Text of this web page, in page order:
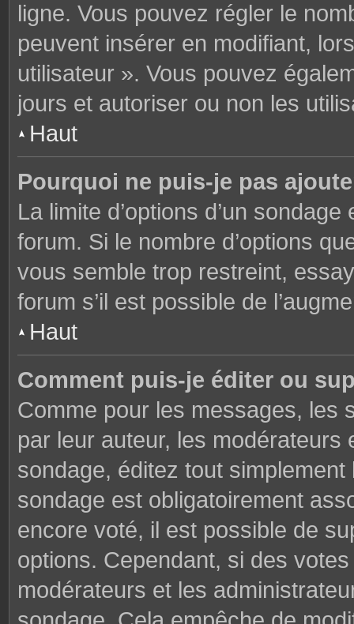
ligne. Vous pouvez régler le
peuvent insérer en modifiant,
utilisateur ». Vous pouvez
jours et autoriser ou non les
Haut
Pourquoi ne puis-je pas
La limite d’options d’un
forum. Si le nombre d’options
vous semble trop restreint,
forum s’il est possible de
Haut
Comment puis-je éditer ou
Comme pour les messages, les
par leur auteur, les
sondage, éditez tout
sondage est obligatoirement
encore voté, il est possible de
options. Cependant, si des
modérateurs et les